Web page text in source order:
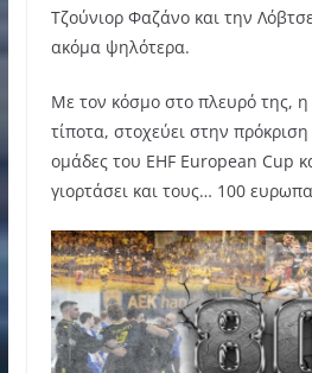
Τζούνιορ Φαζάνο και την
ακόμα ψηλότερα.
Με τον κόσμο στο πλευρό της,
τίποτα, στοχεύει στην
ομάδες του EHF European Cup
γιορτάσει και τους… 100